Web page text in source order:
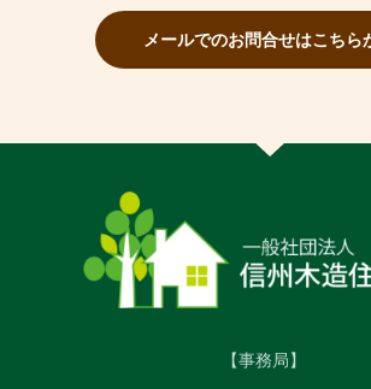
メールでのお問合せはこちら
【事務局】